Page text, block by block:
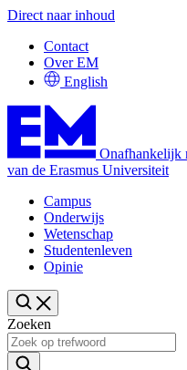
Direct naar inhoud
Contact
Over EM
English
Onafhankelijk
van de Erasmus Universiteit
Campus
Onderwijs
Wetenschap
Studentenleven
Opinie
Zoeken